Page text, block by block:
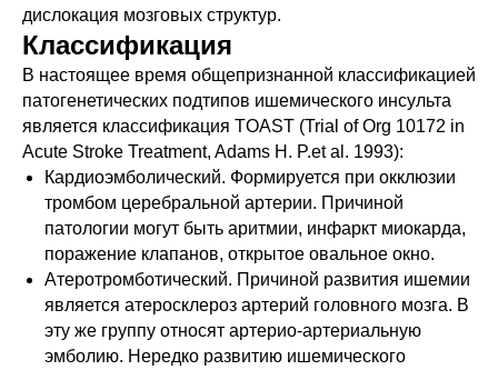
дислокация мозговых структур.
Классификация
В настоящее время общепризнанной классификацией
патогенетических подтипов ишемического инсульта
является классификация TOAST (Trial of Org 10172 in
Acute Stroke Treatment, Adams H. P.et al. 1993):
Кардиоэмболический. Формируется при окклюзии
тромбом церебральной артерии. Причиной
патологии могут быть аритмии, инфаркт миокарда,
поражение клапанов, открытое овальное окно.
Атеротромботический. Причиной развития ишемии
является атеросклероз артерий головного мозга. В
эту же группу относят артерио-артериальную
эмболию. Нередко развитию ишемического